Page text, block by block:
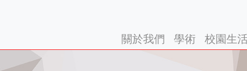
關於我們 學術 校園生